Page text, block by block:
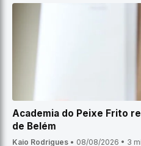
Academia do Peixe Frito
de Belém
Kaio Rodrigues • 08/08/2026 • 3